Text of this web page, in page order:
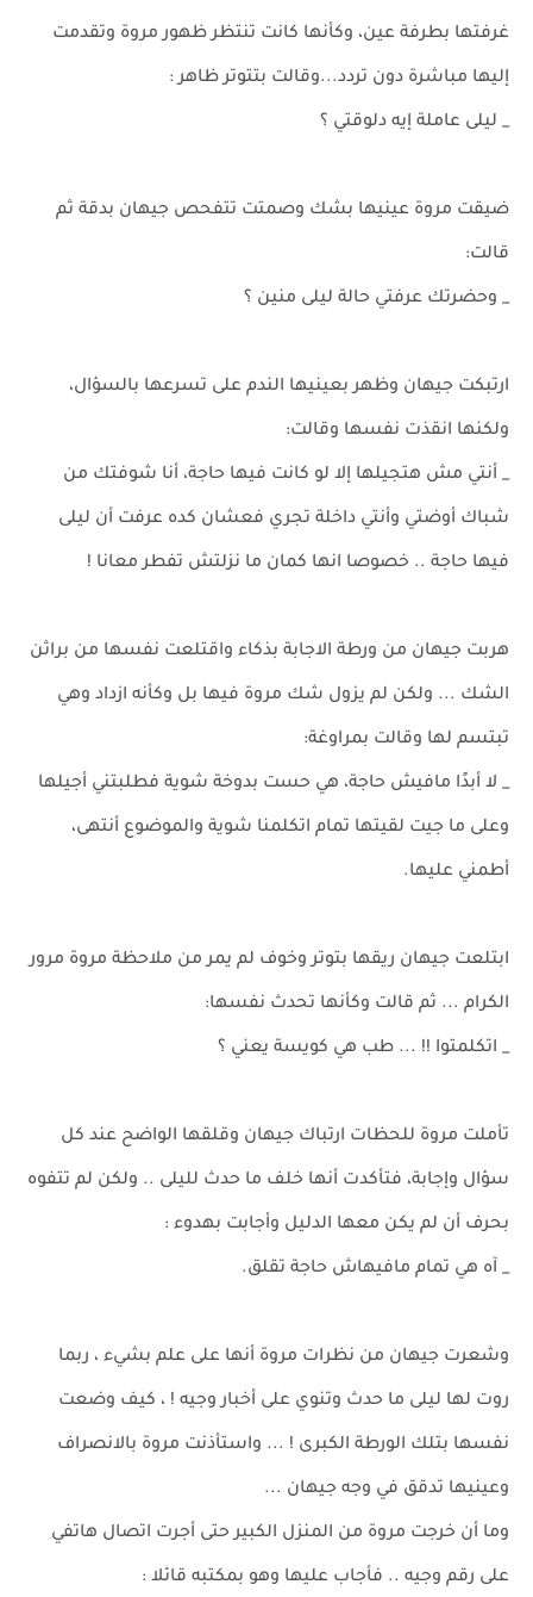
غرفتها بطرفة عين، وكأنها كانت تنتظر ظهور مروة وتقدمت
إليها مباشرة دون تردد...وقالت بتتوتر ظاهر :
_ ليلى عاملة إيه دلوقتي ؟
ضيقت مروة عينيها بشك وصمتت تتفحص جيهان بدقة ثم
قالت:
_ وحضرتك عرفتي حالة ليلى منين ؟
ارتبكت جيهان وظهر بعينيها الندم على تسرعها بالسؤال،
ولكنها انقذت نفسها وقالت:
_ أنتي مش هتجيلها إلا لو كانت فيها حاجة، أنا شوفتك من
شباك أوضتي وأنتي داخلة تجري فعشان كده عرفت أن ليلى
فيها حاجة .. خصوصا انها كمان ما نزلتش تفطر معانا !
هربت جيهان من ورطة الاجابة بذكاء واقتلعت نفسها من براثن
الشك ... ولكن لم يزول شك مروة فيها بل وكأنه ازداد وهي
تبتسم لها وقالت بمراوغة:
_ لا أبدًا مافيش حاجة، هي حست بدوخة شوية فطلبتني أجيلها
وعلى ما جيت لقيتها تمام اتكلمنا شوية والموضوع أنتهى،
أطمني عليها.
ابتلعت جيهان ريقها بتوتر وخوف لم يمر من ملاحظة مروة مرور
الكرام ... ثم قالت وكأنها تحدث نفسها:
_ اتكلمتوا !! ... طب هي كويسة يعني ؟
تأملت مروة للحظات ارتباك جيهان وقلقها الواضح عند كل
سؤال وإجابة، فتأكدت أنها خلف ما حدث لليلى .. ولكن لم تتفوه
بحرف أن لم يكن معها الدليل وأجابت بهدوء :
_ آه هي تمام مافيهاش حاجة تقلق.
وشعرت جيهان من نظرات مروة أنها على علم بشيء ، ربما
روت لها ليلى ما حدث وتنوي على أخبار وجيه ! ، كيف وضعت
نفسها بتلك الورطة الكبرى ! ... واستأذنت مروة بالانصراف
وعينيها تدقق في وجه جيهان ...
وما أن خرجت مروة من المنزل الكبير حتى أجرت اتصال هاتفي
على رقم وجيه .. فأجاب عليها وهو بمكتبه قائلا :